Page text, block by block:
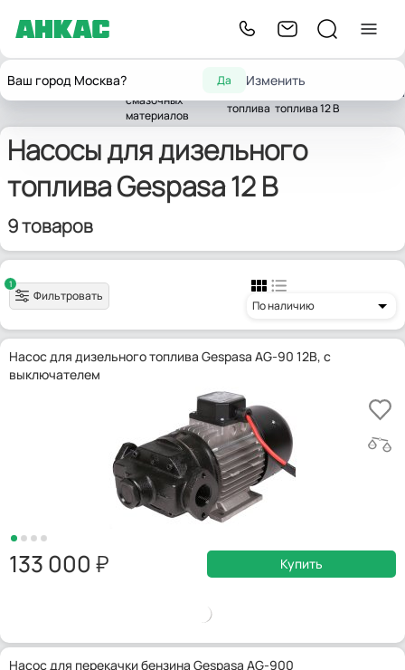
Ваш город Москва? Да Изменить
Главная
горюче-
смазочных
материалов
Насосы
топлива
Насосы для
топлива 12 В
Gespasa
Насосы для дизельного
топлива Gespasa 12 В
9 товаров
1
Фильтровать
По наличию
Насос для дизельного топлива Gespasa AG-90 12В, с
выключателем
133 000 Купить
Насос для перекачки бензина Gespasa AG-900